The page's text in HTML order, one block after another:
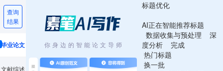
查询
结果
毕业论文
文献综述
你身边的智能论文导师
标题优化
AI正在智能推荐标题
数据收集与预处理
深
度分析
完成
热门标题
换一批